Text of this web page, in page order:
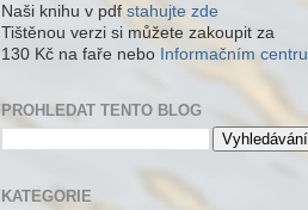
Naši knihu v pdf stahujte zde
Tištěnou verzi si můžete zakoupit za
130 Kč na faře nebo Informačním centru
PROHLEDAT TENTO BLOG
KATEGORIE